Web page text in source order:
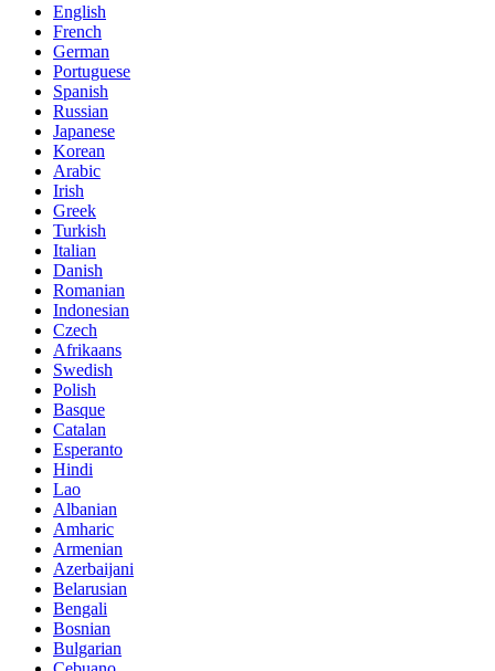
English
French
German
Portuguese
Spanish
Russian
Japanese
Korean
Arabic
Irish
Greek
Turkish
Italian
Danish
Romanian
Indonesian
Czech
Afrikaans
Swedish
Polish
Basque
Catalan
Esperanto
Hindi
Lao
Albanian
Amharic
Armenian
Azerbaijani
Belarusian
Bengali
Bosnian
Bulgarian